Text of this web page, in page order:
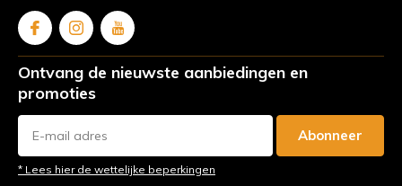
Ontvang de nieuwste aanbiedingen en
promoties
Abonneer
* Lees hier de wettelijke beperkingen